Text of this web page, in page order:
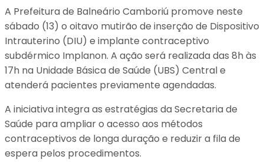
A Prefeitura de Balneário Camboriú promove neste
sábado (13) o oitavo mutirão de inserção de Dispositivo
Intrauterino (DIU) e implante contraceptivo
subdérmico Implanon. A ação será realizada das 8h às
17h na Unidade Básica de Saúde (UBS) Central e
atenderá pacientes previamente agendadas.
A iniciativa integra as estratégias da Secretaria de
Saúde para ampliar o acesso aos métodos
contraceptivos de longa duração e reduzir a fila de
espera pelos procedimentos.